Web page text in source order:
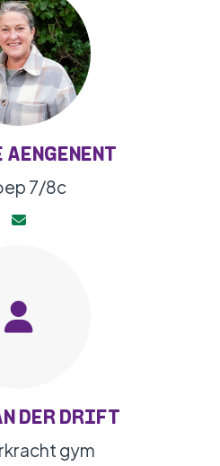
7/8c
DER DRIFT
gym